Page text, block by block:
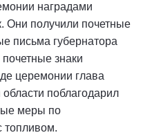
наградами
Они получили почетные
письма губернатора
знаки
церемонии глава
поблагодарил
меры по
топливом.